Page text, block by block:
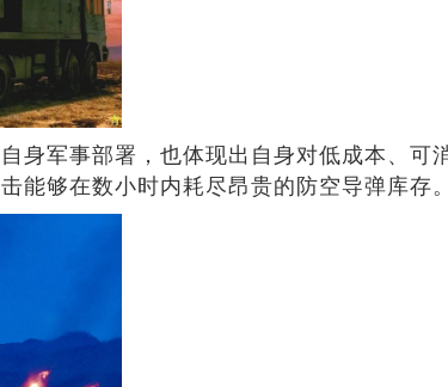
身军事部署，也体现出自身对低成本、
能够在数小时内耗尽昂贵的防空导弹库存。